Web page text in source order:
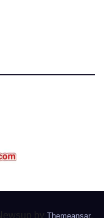
by Themeansar.